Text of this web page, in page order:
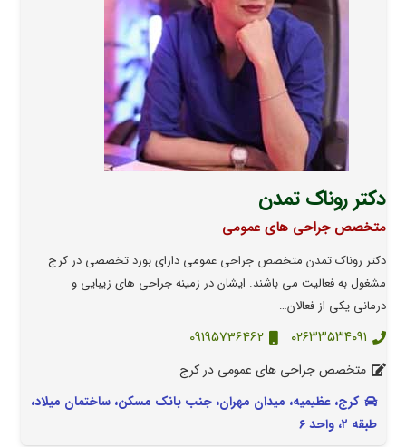
دکتر روناک تمدن
متخصص جراحی های عمومی
دکتر روناک تمدن متخصص جراحی عمومی دارای بورد تخصصی در کرج
مشغول به فعالیت می باشند. ایشان در زمینه جراحی هاى زیبایی و
درمانى یکی از فعالان…
٠٢۶٣٣۵٣۴٠٩١ 09195736462
متخصص جراحی های عمومی در کرج
کرج، عظیمیه، میدان مهران، جنب بانک مسکن، ساختمان میلاد،
طبقه ۲، واحد ۶